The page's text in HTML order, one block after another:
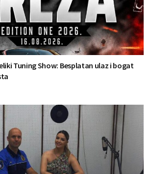
Tuning Show: Besplatan ulaz i bogat